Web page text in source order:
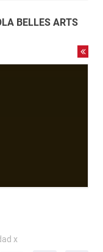
BELLES ARTS
x